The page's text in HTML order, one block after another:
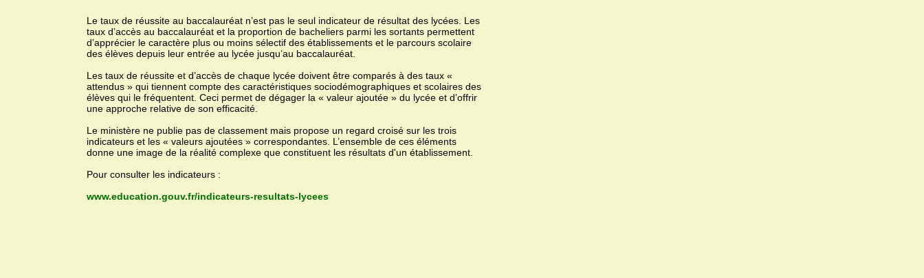
Le taux de réussite au baccalauréat n’est pas le seul indicateur de résultat des lycées. Les
taux d’accès au baccalauréat et la proportion de bacheliers parmi les sortants permettent
d’apprécier le caractère plus ou moins sélectif des établissements et le parcours scolaire
des élèves depuis leur entrée au lycée jusqu’au baccalauréat.
Les taux de réussite et d’accès de chaque lycée doivent être comparés à des taux «
attendus » qui tiennent compte des caractéristiques sociodémographiques et scolaires des
élèves qui le fréquentent. Ceci permet de dégager la « valeur ajoutée » du lycée et d’offrir
une approche relative de son efficacité.
Le ministère ne publie pas de classement mais propose un regard croisé sur les trois
indicateurs et les « valeurs ajoutées » correspondantes. L’ensemble de ces éléments
donne une image de la réalité complexe que constituent les résultats d'un établissement.
Pour consulter les indicateurs :
www.education.gouv.fr/indicateurs-resultats-lycees